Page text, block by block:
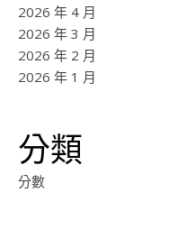
2026 年 4 月
2026 年 3 月
2026 年 2 月
2026 年 1 月
分類
分數